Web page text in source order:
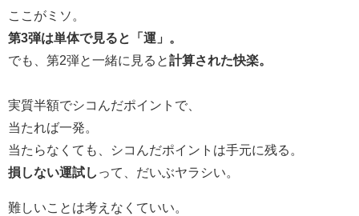
ここがミソ。
第3弾は単体で見ると「運」。
でも、第2弾と一緒に見ると計算された快楽。
実質半額でシコんだポイントで、
当たれば一発。
当たらなくても、シコんだポイントは手元に残る。
損しない運試し って、だいぶヤラシい。
難しいことは考えなくていい。